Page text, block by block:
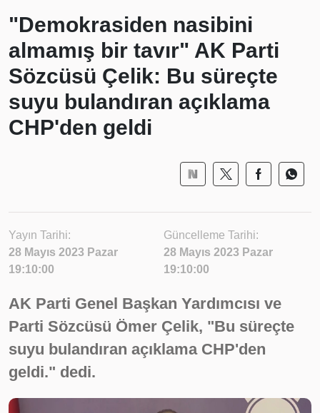
"Demokrasiden nasibini
almamış bir tavır" AK Parti
Sözcüsü Çelik: Bu süreçte
suyu bulandıran açıklama
CHP'den geldi
Yayın Tarihi:
28 Mayıs 2023 Pazar
19:10:00
Güncelleme Tarihi:
28 Mayıs 2023 Pazar
19:10:00
AK Parti Genel Başkan Yardımcısı ve
Parti Sözcüsü Ömer Çelik, "Bu süreçte
suyu bulandıran açıklama CHP'den
geldi." dedi.